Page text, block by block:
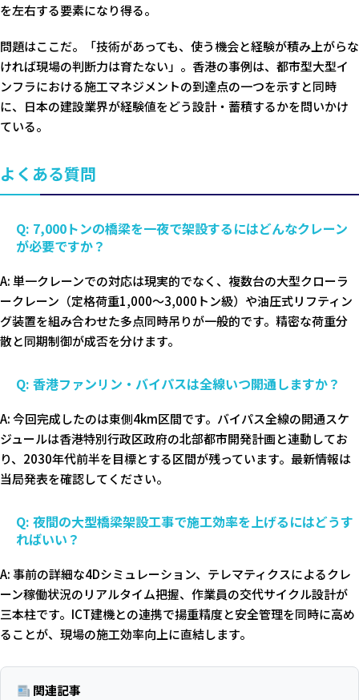
を左右する要素になり得る。
問題はここだ。「技術があっても、使う機会と経験が積み上がらな
ければ現場の判断力は育たない」。香港の事例は、都市型大型イ
ンフラにおける施工マネジメントの到達点の一つを示すと同時
に、日本の建設業界が経験値をどう設計・蓄積するかを問いかけ
ている。
よくある質問
Q: 7,000トンの橋梁を一夜で架設するにはどんなクレーン
が必要ですか？
A: 単一クレーンでの対応は現実的でなく、複数台の大型クローラ
ークレーン（定格荷重1,000〜3,000トン級）や油圧式リフティン
グ装置を組み合わせた多点同時吊りが一般的です。精密な荷重分
散と同期制御が成否を分けます。
Q: 香港ファンリン・バイパスは全線いつ開通しますか？
A: 今回完成したのは東側4km区間です。バイパス全線の開通スケ
ジュールは香港特別行政区政府の北部都市開発計画と連動してお
り、2030年代前半を目標とする区間が残っています。最新情報は
当局発表を確認してください。
Q: 夜間の大型橋梁架設工事で施工効率を上げるにはどうす
ればいい？
A: 事前の詳細な4Dシミュレーション、テレマティクスによるクレ
ーン稼働状況のリアルタイム把握、作業員の交代サイクル設計が
三本柱です。ICT建機との連携で揚重精度と安全管理を同時に高め
ることが、現場の施工効率向上に直結します。
関連記事